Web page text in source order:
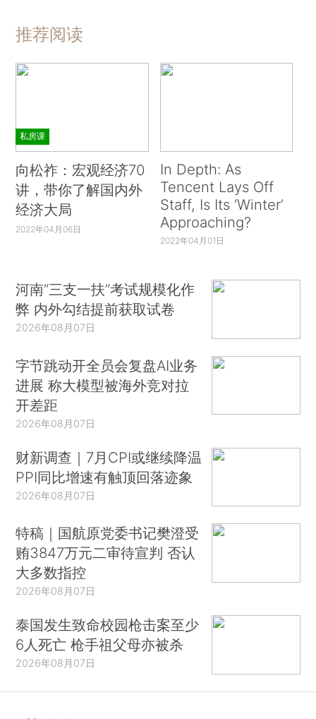
推荐阅读
私房课
向松祚：宏观经济70
讲，带你了解国内外
经济大局
2022年04月06日
In Depth: As
Tencent Lays Off
Staff, Is Its ‘Winter’
Approaching?
2022年04月01日
河南“三支一扶”考试规模化作
弊 内外勾结提前获取试卷
2026年08月07日
字节跳动开全员会复盘AI业务
进展 称大模型被海外竞对拉
开差距
2026年08月07日
财新调查｜7月CPI或继续降温
PPI同比增速有触顶回落迹象
2026年08月07日
特稿｜国航原党委书记樊澄受
贿3847万元二审待宣判 否认
大多数指控
2026年08月07日
泰国发生致命校园枪击案至少
6人死亡 枪手祖父母亦被杀
2026年08月07日